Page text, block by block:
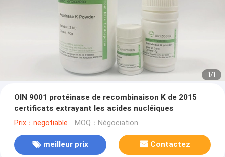
1/1
OIN 9001 protéinase de recombinaison K de 2015
certificats extrayant les acides nucléiques
Prix：negotiable MOQ：Négociation
meilleur prix Contactez